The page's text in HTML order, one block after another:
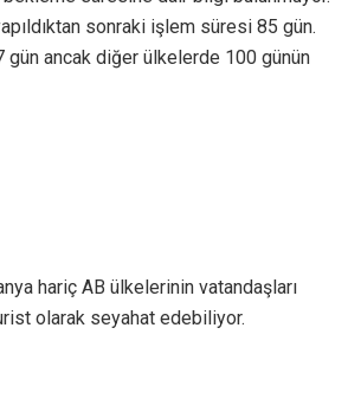
sonraki işlem süresi 85 gün.
gün ancak diğer ülkelerde 100 günün
hariç AB ülkelerinin vatandaşları
olarak seyahat edebiliyor.